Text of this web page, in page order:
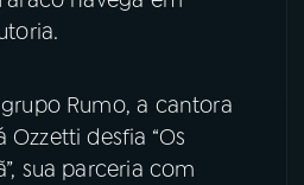
Rumo, a cantora
desfia “Os
sua parceria com